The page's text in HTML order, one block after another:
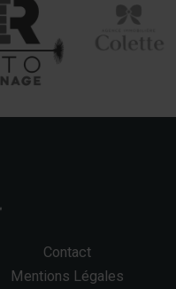
Contact
Mentions Légales